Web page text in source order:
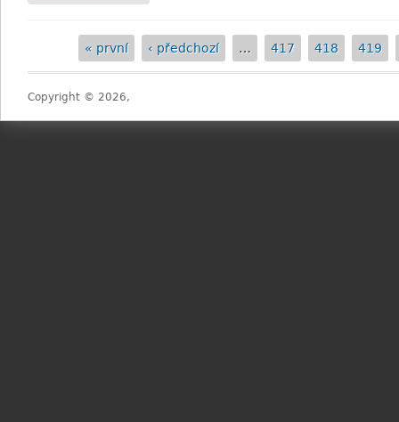
Stránky
« první ‹ předchozí … 417 418 419
Copyright © 2026,